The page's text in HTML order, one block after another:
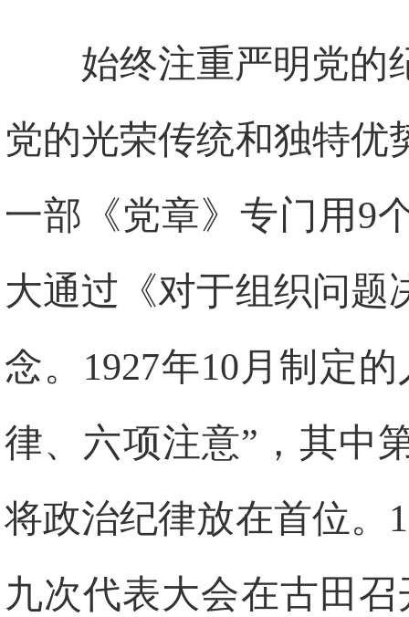
始终注重严明党的
党的光荣传统和独特优
一部《党章》专门用9
大通过《对于组织问题
念。1927年10月制定
律、六项注意”，其中
将政治纪律放在首位。
九次代表大会在古田